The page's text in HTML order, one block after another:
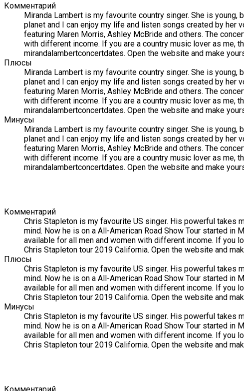
Комментарий
Miranda Lambert is my favourite country singer. She is
planet and I can enjoy my life and listen songs created by her
featuring Maren Morris, Ashley McBride and others. The
with different income. If you are a country music lover as me,
mirandalambertconcertdates. Open the website and make
Плюсы
Miranda Lambert is my favourite country singer. She is
planet and I can enjoy my life and listen songs created by her
featuring Maren Morris, Ashley McBride and others. The
with different income. If you are a country music lover as me,
mirandalambertconcertdates. Open the website and make
Минусы
Miranda Lambert is my favourite country singer. She is
planet and I can enjoy my life and listen songs created by her
featuring Maren Morris, Ashley McBride and others. The
with different income. If you are a country music lover as me,
mirandalambertconcertdates. Open the website and make
Комментарий
Chris Stapleton is my favourite US singer. His powerful
mind. Now he is on a All-American Road Show Tour started
available for all men and women with different income. If you
Chris Stapleton tour 2019 California. Open the website and
Плюсы
Chris Stapleton is my favourite US singer. His powerful
mind. Now he is on a All-American Road Show Tour started
available for all men and women with different income. If you
Chris Stapleton tour 2019 California. Open the website and
Минусы
Chris Stapleton is my favourite US singer. His powerful
mind. Now he is on a All-American Road Show Tour started
available for all men and women with different income. If you
Chris Stapleton tour 2019 California. Open the website and